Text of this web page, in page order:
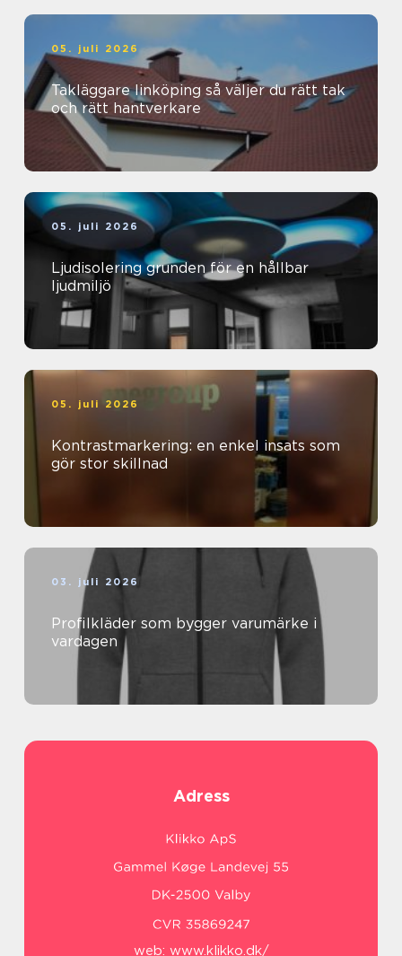
05. juli 2026
Takläggare linköping så väljer du rätt tak
och rätt hantverkare
05. juli 2026
Ljudisolering grunden för en hållbar
ljudmiljö
05. juli 2026
Kontrastmarkering: en enkel insats som
gör stor skillnad
03. juli 2026
Profilkläder som bygger varumärke i
vardagen
Adress
web: www.klikko.dk/